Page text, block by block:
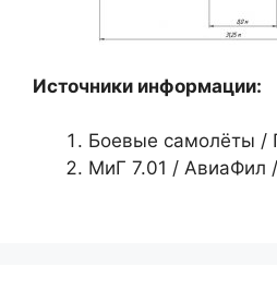
Источники информации:
Боевые самолёты /
МиГ 7.01 / АвиаФил /